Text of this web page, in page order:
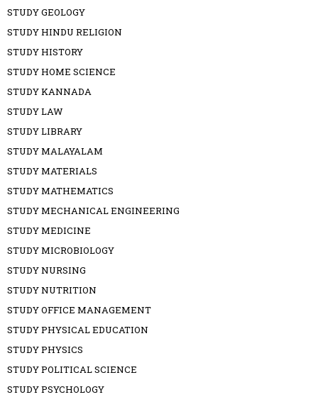
STUDY GEOLOGY
STUDY HINDU RELIGION
STUDY HISTORY
STUDY HOME SCIENCE
STUDY KANNADA
STUDY LAW
STUDY LIBRARY
STUDY MALAYALAM
STUDY MATERIALS
STUDY MATHEMATICS
STUDY MECHANICAL ENGINEERING
STUDY MEDICINE
STUDY MICROBIOLOGY
STUDY NURSING
STUDY NUTRITION
STUDY OFFICE MANAGEMENT
STUDY PHYSICAL EDUCATION
STUDY PHYSICS
STUDY POLITICAL SCIENCE
STUDY PSYCHOLOGY